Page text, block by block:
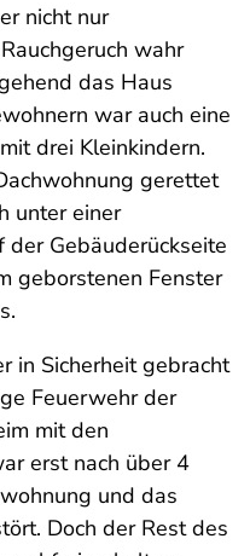
nicht nur
wahr
das Haus
war auch eine
drei Kleinkindern.
gerettet
unter einer
Gebäuderückseite
geborstenen Fenster
in Sicherheit gebracht
Feuerwehr der
mit den
erst nach über 4
und das
Doch der Rest des